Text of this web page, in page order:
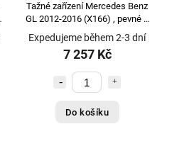
Tažné zařízení Mercedes Benz
GL 2012-2016 (X166) , pevné 2
šr., Aragon
Expedujeme během 2-3 dní
7 257 Kč
Do košíku